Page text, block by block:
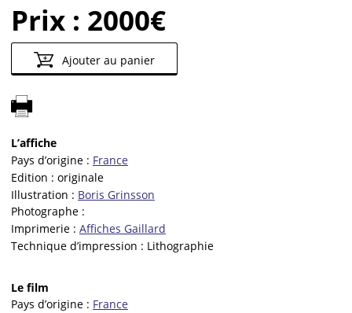
Prix : 2000€
Ajouter au panier
L’affiche
Pays d’origine : France
Edition : originale
Illustration : Boris Grinsson
Photographe :
Imprimerie : Affiches Gaillard
Technique d’impression : Lithographie
Le film
Pays d’origine : France